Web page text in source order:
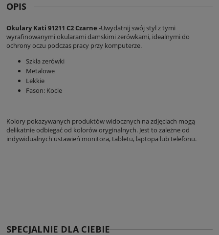
OPIS
Okulary Kati 91211 C2 Czarne -Uwydatnij swój styl z tymi
wyrafinowanymi okularami damskimi zerówkami, idealnymi do
ochrony oczu podczas pracy przy komputerze.
Szkła zerówki
Metalowe
Lekkie
Fason: Kocie
Kolory pokazywanych produktów widocznych na zdjęciach mogą
delikatnie odbiegać od kolorów oryginalnych. Jest to zależne od
indywidualnych ustawień monitora, tabletu, laptopa lub telefonu.